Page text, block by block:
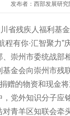
发布者：西部发展研
省残疾人福利基
有你·汇智聚力
崇州市委统战部
会向崇州市残
赠的物资和现金
党外知识分子
青羊区知联会